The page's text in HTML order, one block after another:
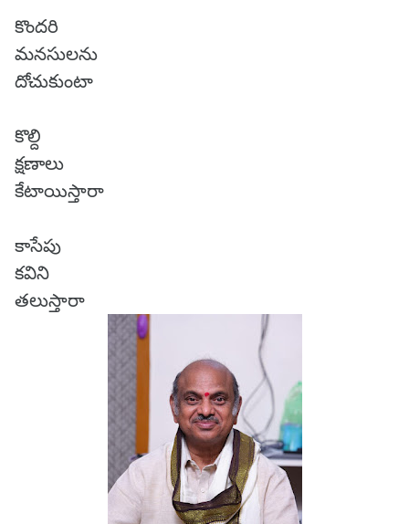
కొందరి
మనసులను
దోచుకుంటా
కొల్ది
క్షణాలు
కేటాయిస్తారా
కాసేపు
కవిని
తలుస్తారా